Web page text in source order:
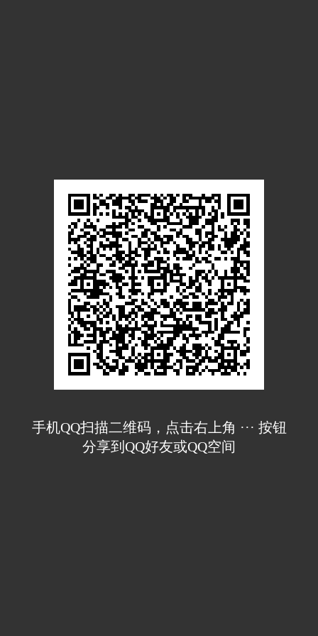
手机QQ扫描二维码，点击右上角 ··· 按钮
分享到QQ好友或QQ空间